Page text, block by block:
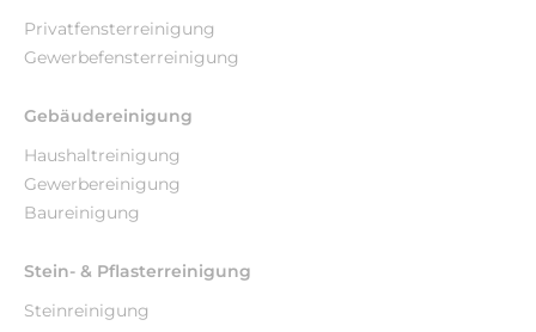
Privatfensterreinigung
Gewerbefensterreinigung
Gebäudereinigung
Haushaltreinigung
Gewerbereinigung
Baureinigung
Stein- & Pflasterreinigung
Steinreinigung